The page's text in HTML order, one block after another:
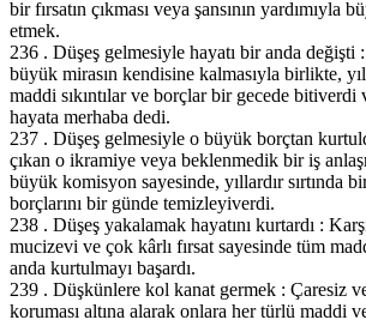
bir fırsatın çıkması veya şansının yardımıyla
etmek.
236 . Düşeş gelmesiyle hayatı bir anda
büyük mirasın kendisine kalmasıyla birlikte,
maddi sıkıntılar ve borçlar bir gecede
hayata merhaba dedi.
237 . Düşeş gelmesiyle o büyük borçtan
çıkan o ikramiye veya beklenmedik bir iş
büyük komisyon sayesinde, yıllardır sırtında
borçlarını bir günde temizleyiverdi.
238 . Düşeş yakalamak hayatını kurtardı :
mucizevi ve çok kârlı fırsat sayesinde tüm
anda kurtulmayı başardı.
239 . Düşkünlere kol kanat germek : Çaresiz
koruması altına alarak onlara her türlü maddi